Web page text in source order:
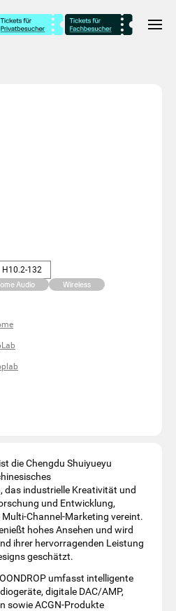
H10.2-132
Audio
Wireless
die Chengdu Shuiyueyu
das industrielle Kreativität und
und Entwicklung,
Channel-Marketing vereint.
hohes Ansehen und wird
ihrer hervorragenden Leistung
geschätzt.
umfasst intelligente
digitale DAC/AMP,
sowie ACGN-Produkte